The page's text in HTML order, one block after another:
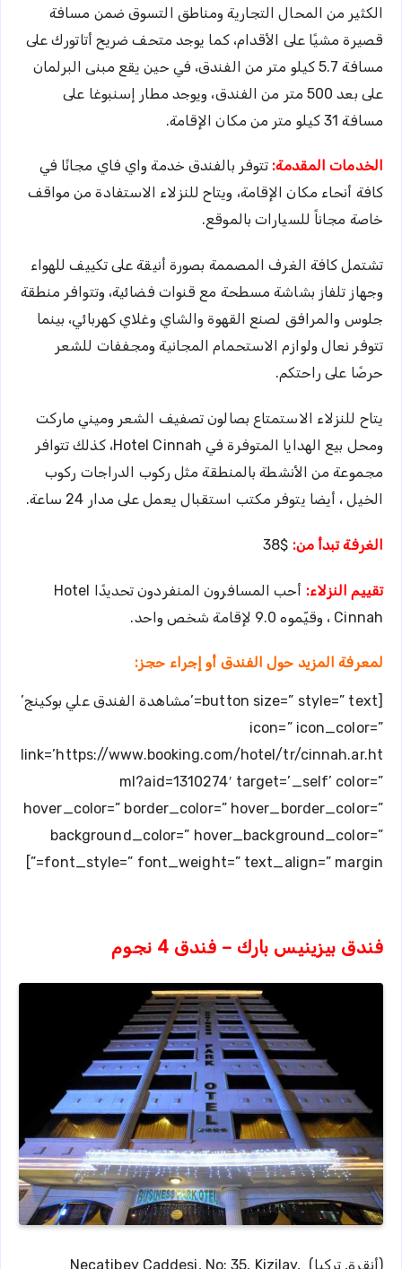
الكثير من المحال التجارية ومناطق التسوق ضمن مسافة
قصيرة مشيًا على الأقدام، كما يوجد متحف ضريح أتاتورك على
مسافة 5.7 كيلو متر من الفندق، في حين يقع مبنى البرلمان
على بعد 500 متر من الفندق، ويوجد مطار إسنبوغا على
مسافة 31 كيلو متر من مكان الإقامة.
الخدمات المقدمة: تتوفر بالفندق خدمة واي فاي مجانًا في
كافة أنحاء مكان الإقامة، ويتاح للنزلاء الاستفادة من مواقف
خاصة مجاناً للسيارات بالموقع.
تشتمل كافة الغرف المصممة بصورة أنيقة على تكييف للهواء
وجهاز تلفاز بشاشة مسطحة مع قنوات فضائية، وتتوافر منطقة
جلوس والمرافق لصنع القهوة والشاي وغلاي كهربائي، بينما
تتوفر نعال ولوازم الاستحمام المجانية ومجففات للشعر
حرصًا على راحتكم.
يتاح للنزلاء الاستمتاع بصالون تصفيف الشعر وميني ماركت
ومحل بيع الهدايا المتوفرة في Hotel Cinnah، كذلك تتوافر
مجموعة من الأنشطة بالمنطقة مثل ركوب الدراجات ركوب
الخيل ، أيضا يتوفر مكتب استقبال يعمل على مدار 24 ساعة.
الغرفة تبدأ من: $38
تقييم النزلاء:
أحب المسافرون المنفردون تحديدًا Hotel
Cinnah ، وقيّموه 9.0 لإقامة شخص واحد.
لمعرفة المزيد حول الفندق أو إجراء حجز:
[button size=” style=” text=’مشاهدة الفندق علي بوكينج’
icon=” icon_color=”
link=’https://www.booking.com/hotel/tr/cinnah.ar.ht
ml?aid=1310274′ target=’_self’ color=”
hover_color=” border_color=” hover_border_color=”
background_color=” hover_background_color=”
font_style=” font_weight=” text_align=” margin=”]
فندق بيزينيس بارك – فندق 4 نجوم
(أنقرة, تركيا) Necatibey Caddesi, No: 35, Kizilay,